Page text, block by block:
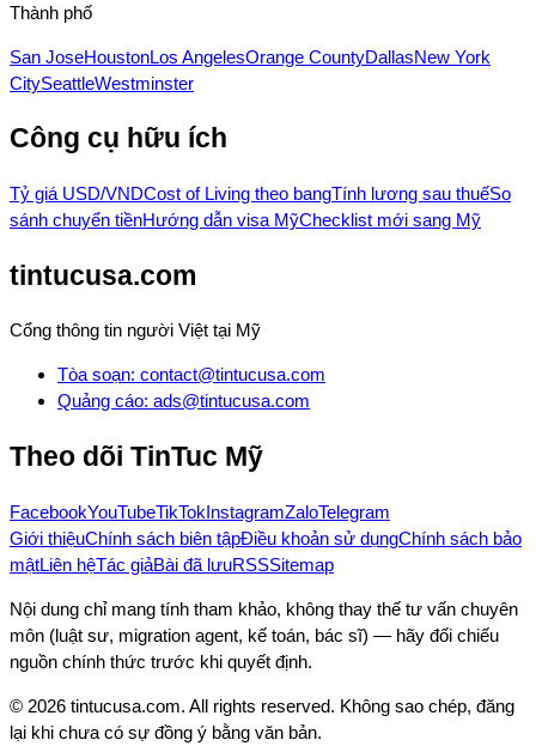
Thành phố
San JoseHoustonLos AngelesOrange CountyDallasNew York
CitySeattleWestminster
Công cụ hữu ích
Tỷ giá USD/VNDCost of Living theo bangTính lương sau thuếSo
sánh chuyển tiềnHướng dẫn visa MỹChecklist mới sang Mỹ
tintucusa.com
Cổng thông tin người Việt tại Mỹ
Tòa soạn: contact@tintucusa.com
Quảng cáo: ads@tintucusa.com
Theo dõi TinTuc Mỹ
FacebookYouTubeTikTokInstagramZaloTelegram
Giới thiệuChính sách biên tậpĐiều khoản sử dụngChính sách bảo
mậtLiên hệTác giảBài đã lưuRSSSitemap
Nội dung chỉ mang tính tham khảo, không thay thế tư vấn chuyên
môn (luật sư, migration agent, kế toán, bác sĩ) — hãy đối chiếu
nguồn chính thức trước khi quyết định.
© 2026 tintucusa.com. All rights reserved. Không sao chép, đăng
lại khi chưa có sự đồng ý bằng văn bản.